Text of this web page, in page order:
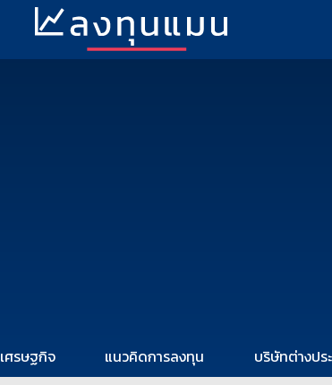
เศรษฐกิจ แนวคิดการลงทุน บริษัทต่างปร